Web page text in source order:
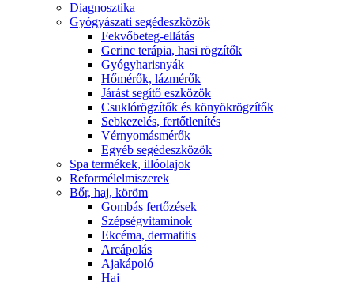
Diagnosztika
Gyógyászati segédeszközök
Fekvőbeteg-ellátás
Gerinc terápia, hasi rögzítők
Gyógyharisnyák
Hőmérők, lázmérők
Járást segítő eszközök
Csuklórögzítők és könyökrögzítők
Sebkezelés, fertőtlenítés
Vérnyomásmérők
Egyéb segédeszközök
Spa termékek, illóolajok
Reformélelmiszerek
Bőr, haj, köröm
Gombás fertőzések
Szépségvitaminok
Ekcéma, dermatitis
Arcápolás
Ajakápoló
Haj